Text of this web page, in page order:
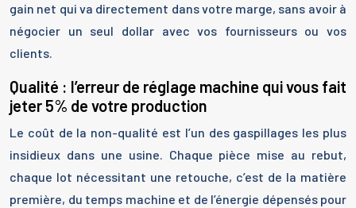
gain net qui va directement dans votre marge, sans avoir à
négocier un seul dollar avec vos fournisseurs ou vos
clients.
Qualité : l’erreur de réglage machine qui vous fait
jeter 5% de votre production
Le coût de la non-qualité est l’un des gaspillages les plus
insidieux dans une usine. Chaque pièce mise au rebut,
chaque lot nécessitant une retouche, c’est de la matière
première, du temps machine et de l’énergie dépensés pour